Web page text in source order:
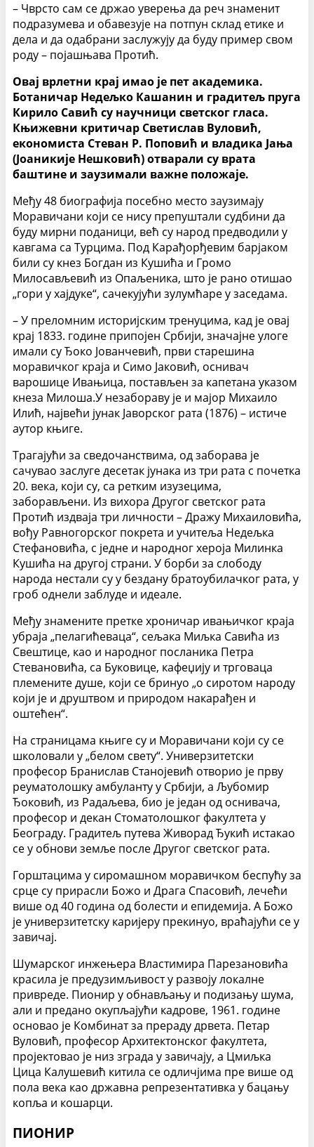
– Чврсто сам се држао уверења да реч знаменит
подразумева и обавезује на потпун склад етике и
дела и да одабрани заслужују да буду пример свом
роду – појашњава Протић.
Овај врлетни крај имао је пет академика.
Ботаничар Недељко Кашанин и градитељ пруга
Кирило Савић су научници светског гласа.
Књижевни критичар Светислав Вуловић,
економиста Стеван Р. Поповић и владика Јања
(Јоаникије Нешковић) отварали су врата
баштине и заузимали важне положаје.
Међу 48 биографија посебно место заузимају
Моравичани који се нису препуштали судбини да
буду мирни поданици, већ су народ предводили у
кавгама са Турцима. Под Карађорђевим барјаком
били су кнез Богдан из Кушића и Громо
Милосављевић из Опаљеника, што је рано отишао
„гори у хајдуке“, сачекујући зулумћаре у заседама.
– У преломним историјским тренуцима, кад је овај
крај 1833. године припојен Србији, значајне улоге
имали су Ђоко Јованчевић, први старешина
моравичког краја и Симо Јаковић, оснивач
варошице Ивањица, постављен за капетана указом
кнеза Милоша.У незабораву је и мајор Михаило
Илић, највећи јунак Јаворског рата (1876) – истиче
аутор књиге.
Трагајући за сведочанствима, од заборава је
сачувао заслуге десетак јунака из три рата с почетка
20. века, који су, са ретким изузецима,
заборављени. Из вихора Другог светског рата
Протић издваја три личности – Дражу Михаиловића,
вођу Равногорског покрета и учитеља Недељка
Стефановића, с једне и народног хероја Милинка
Кушића на другој страни. У борби за слободу
народа нестали су у бездану братоубилачког рата, у
гроб однели заблуде и идеале.
Међу знамените претке хроничар ивањичког краја
убраја „пелагићеваца“, сељака Миљка Савића из
Свештице, као и народног посланика Петра
Стевановића, са Буковице, кафеџију и трговаца
племените душе, који се бринуо „о сиротом народу
који је и друштвом и природом накарађен и
оштећен“.
На страницама књиге су и Моравичани који су се
школовали у „белом свету“. Универзитетски
професор Бранислав Станојевић отворио је прву
реуматолошку амбуланту у Србији, а Љубомир
Ђоковић, из Радаљева, био је један од оснивача,
професор и декан Стоматолошког факултета у
Београду. Градитељ путева Живорад Ђукић истакао
се у обнови земље после Другог светског рата.
Горштацима у сиромашном моравичком беспућу за
срце су прирасли Божо и Драга Спасовић, лечећи
више од 40 година од болести и епидемија. А Божо
је универзитетску каријеру прекинуо, враћајући се у
завичај.
Шумарског инжењера Властимира Парезановића
красила је предузимљивост у развоју локалне
привреде. Пионир у обнављању и подизању шума,
али и предано окупљајући кадрове, 1961. године
основао је Комбинат за прераду дрвета. Петар
Вуловић, професор Архитектонског факултета,
пројектовао је низ зграда у завичају, а Цмиљка
Цица Калушевић китила се одличјима пре више од
пола века као државна репрезентативка у бацању
копља и кошарци.
ПИОНИР